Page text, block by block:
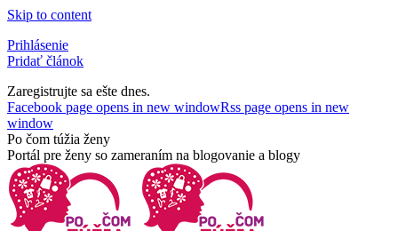
Skip to content
Prihlásenie
Pridať článok
Zaregistrujte sa ešte dnes.
Facebook page opens in new windowRss page opens in new
window
Po čom túžia ženy
Portál pre ženy so zameraním na blogovanie a blogy